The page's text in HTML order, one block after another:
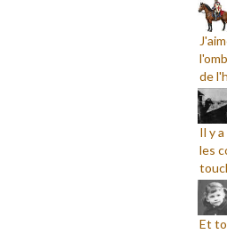
de
Il y
les
Et